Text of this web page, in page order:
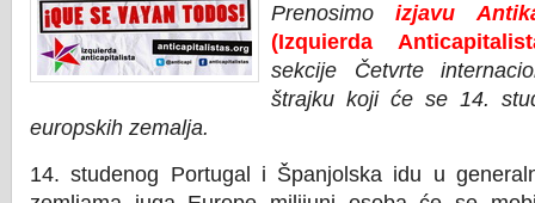
Prenosimoizjavu
(Izquierda
sekcije Četvrte
štrajku koji će se 14.
europskih zemalja.
14. studenog Portugal i Španjolska idu u